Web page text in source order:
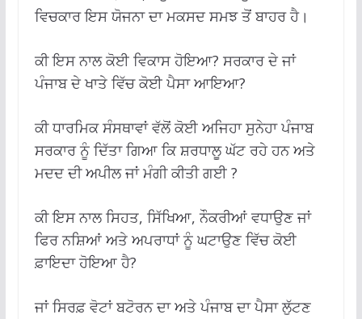
ਵਿਚਕਾਰ ਇਸ ਯੋਜਨਾ ਦਾ ਮਕਸਦ ਸਮਝ ਤੋਂ ਬਾਹਰ ਹੈ।
ਕੀ ਇਸ ਨਾਲ ਕੋਈ ਵਿਕਾਸ ਹੋਇਆ? ਸਰਕਾਰ ਦੇ ਜਾਂ
ਪੰਜਾਬ ਦੇ ਖਾਤੇ ਵਿੱਚ ਕੋਈ ਪੈਸਾ ਆਇਆ?
ਕੀ ਧਾਰਮਿਕ ਸੰਸਥਾਵਾਂ ਵੱਲੋਂ ਕੋਈ ਅਜਿਹਾ ਸੁਨੇਹਾ ਪੰਜਾਬ
ਸਰਕਾਰ ਨੂੰ ਦਿੱਤਾ ਗਿਆ ਕਿ ਸ਼ਰਧਾਲੂ ਘੱਟ ਰਹੇ ਹਨ ਅਤੇ
ਮਦਦ ਦੀ ਅਪੀਲ ਜਾਂ ਮੰਗੀ ਕੀਤੀ ਗਈ ?
ਕੀ ਇਸ ਨਾਲ ਸਿਹਤ, ਸਿੱਖਿਆ, ਨੌਕਰੀਆਂ ਵਧਾਉਣ ਜਾਂ
ਫਿਰ ਨਸ਼ਿਆਂ ਅਤੇ ਅਪਰਾਧਾਂ ਨੂੰ ਘਟਾਉਣ ਵਿੱਚ ਕੋਈ
ਫ਼ਾਇਦਾ ਹੋਇਆ ਹੈ?
ਜਾਂ ਸਿਰਫ਼ ਵੋਟਾਂ ਬਟੋਰਨ ਦਾ ਅਤੇ ਪੰਜਾਬ ਦਾ ਪੈਸਾ ਲੁੱਟਣ